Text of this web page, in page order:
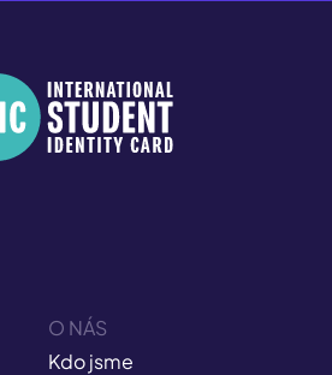
O NÁS
Kdo jsme